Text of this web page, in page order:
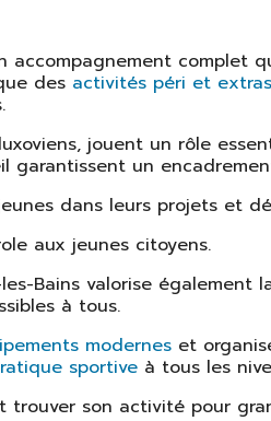
accompagnement complet
des activités péri et
jouent un rôle
garantissent un
dans leurs projets et
aux jeunes citoyens.
Bains valorise également
à tous.
modernes et
sportive à tous les
son activité pour